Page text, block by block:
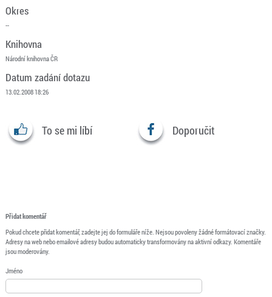
Okres
--
Knihovna
Národní knihovna ČR
Datum zadání dotazu
13.02.2008 18:26
To se mi líbí Doporučit
Přidat komentář
Pokud chcete přidat komentář, zadejte jej do formuláře níže. Nejsou povoleny žádné formátovací značky.
Adresy na web nebo emailové adresy budou automaticky transformovány na aktivní odkazy. Komentáře
jsou moderovány.
Jméno